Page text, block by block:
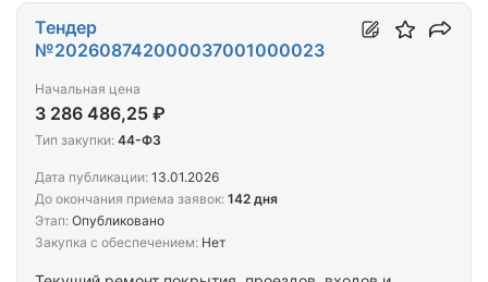
Тендер
№202608742000037001000023
Начальная цена
3 286 486,25 ₽
Тип закупки: 44-ФЗ
Дата публикации: 13.01.2026
До окончания приема заявок: 142 дня
Этап: Опубликовано
Закупка с обеспечением: Нет